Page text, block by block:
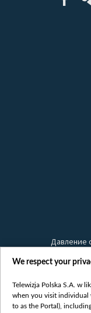
Давление
We respect your
Telewizja Polska S.A. w
when you visit individual
to as the Portal),